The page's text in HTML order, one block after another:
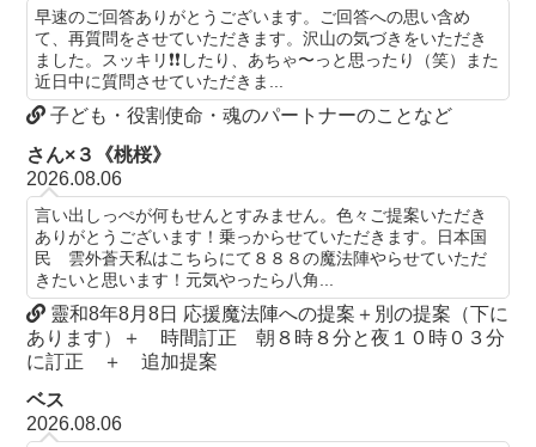
早速のご回答ありがとうございます。ご回答への思い含め
て、再質問をさせていただきます。沢山の気づきをいただき
ました。スッキリ❗️❗️したり、あちゃ〜っと思ったり（笑）また
近日中に質問させていただきま...
子ども・役割使命・魂のパートナーのことなど
さん×３《桃桜》
2026.08.06
言い出しっぺが何もせんとすみません。色々ご提案いただき
ありがとうございます！乗っからせていただきます。日本国
民 雲外蒼天私はこちらにて８８８の魔法陣やらせていただ
きたいと思います！元気やったら八角...
靈和8年8月8日 応援魔法陣への提案＋別の提案（下に
あります）＋ 時間訂正 朝８時８分と夜１０時０３分
に訂正 ＋ 追加提案
ベス
2026.08.06